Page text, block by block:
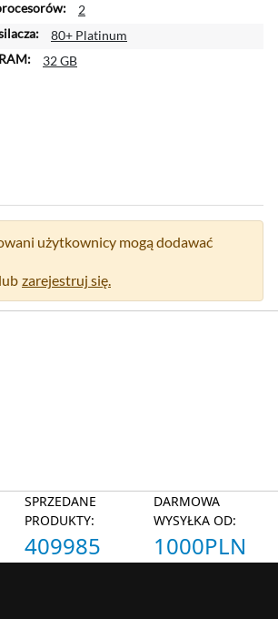
2
80+ Platinum
32 GB
użytkownicy mogą dodawać
lub zarejestruj się.
SPRZEDANE
PRODUKTY:
409985
DARMOWA
WYSYŁKA OD:
1000PLN